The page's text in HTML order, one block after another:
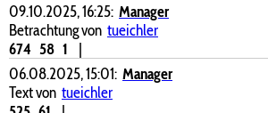
09.10.2025, 16:25: Manager
Betrachtung von tueichler
674 58 1
|
06.08.2025, 15:01: Manager
Text von tueichler